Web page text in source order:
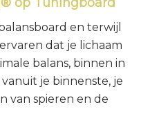
en terwijl
dat je lichaam
balans, binnen in
je binnenste, je
van spieren en de